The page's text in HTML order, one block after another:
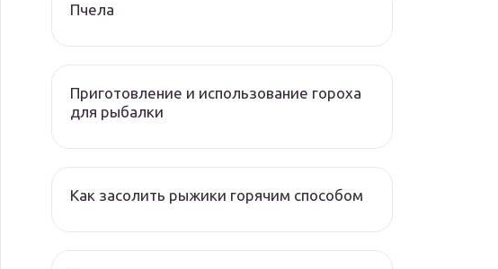
Пчела
Приготовление и использование гороха
для рыбалки
Как засолить рыжики горячим способом